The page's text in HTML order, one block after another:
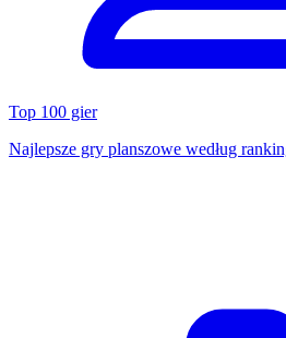
Top 100 gier
Najlepsze gry planszowe według